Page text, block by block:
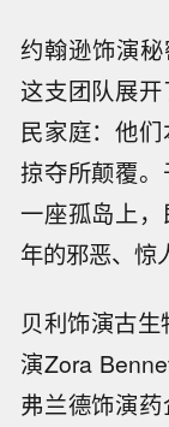
约翰逊饰演
这支团队展
民家庭：他
掠夺所颠覆
一座孤岛上
年的邪恶、惊
贝利饰演古
演Zora
弗兰德饰演